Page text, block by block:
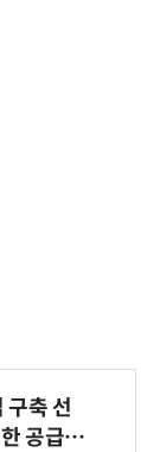
구축 선
공급망